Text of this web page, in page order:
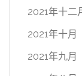
2021年十二
2021年十月
2021年九月